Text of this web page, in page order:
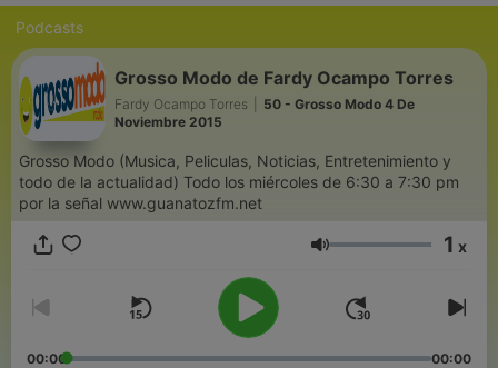
Podcasts
Grosso Modo de Fardy Ocampo Torres
Fardy Ocampo Torres
50 - Grosso Modo 4 De
Noviembre 2015
Grosso Modo (Musica, Peliculas, Noticias, Entretenimiento y
todo de la actualidad) Todo los miércoles de 6:30 a 7:30 pm
por la señal www.guanatozfm.net
Volume 1 x
00:00 00:00